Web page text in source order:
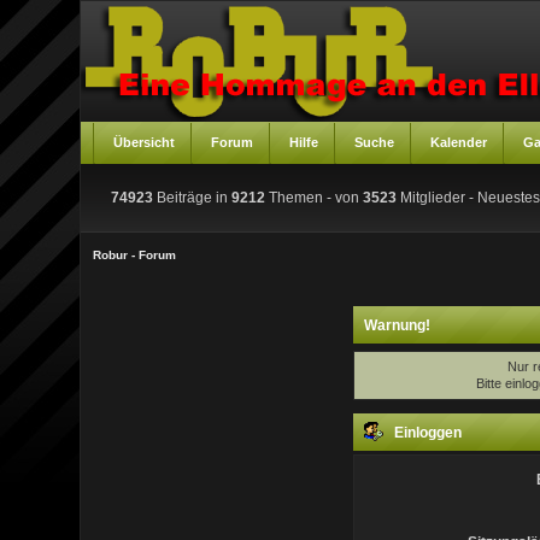
Übersicht Forum Hilfe Suche Kalender
74923 Beiträge in9212 Themen - von3523 Mitglieder -
Robur - Forum
Warnung!
Nur
Bitte
Einloggen